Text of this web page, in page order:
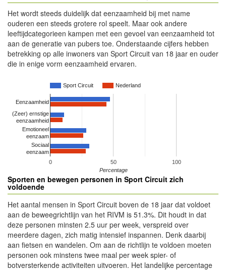
Het wordt steeds duidelijk dat eenzaamheid bij met name
ouderen een steeds grotere rol speelt. Maar ook andere
leeftijdcategorieen kampen met een gevoel van eenzaamheid tot
aan de generatie van pubers toe. Onderstaande cijfers hebben
betrekking op alle inwoners van Sport Circuit van 18 jaar en ouder
die in enige vorm eenzaamheid ervaren.
Sport Circuit Nederland
0 50 100
Eenzaamheid
(Zeer) ernstige
eenzaamheid
Emotioneel
eenzaam
Sociaal
eenzaam
Percentage
Sporten en bewegen personen in Sport Circuit zich
voldoende
Het aantal mensen in Sport Circuit boven de 18 jaar dat voldoet
aan de beweegrichtlijn van het RIVM is 51.3%. Dit houdt in dat
deze personen minsten 2.5 uur per week, verspreid over
meerdere dagen, zich matig intensief inspannen. Denk daarbij
aan fietsen en wandelen. Om aan de richtlijn te voldoen moeten
personen ook minstens twee maal per week spier- of
botversterkende activiteiten uitvoeren. Het landelijke percentage